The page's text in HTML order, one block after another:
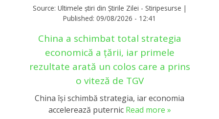
Source: Ultimele știri din Știrile Zilei - Stiripesurse |
Published: 09/08/2026 - 12:41
China a schimbat total strategia
economică a țării, iar primele
rezultate arată un colos care a prins
o viteză de TGV
China își schimbă strategia, iar economia
accelerează puternic Read more »